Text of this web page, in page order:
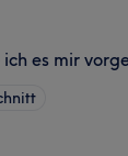
es mir